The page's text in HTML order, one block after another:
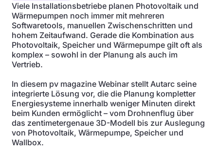
Viele Installationsbetriebe planen Photovoltaik und
Wärmepumpen noch immer mit mehreren
Softwaretools, manuellen Zwischenschritten und
hohem Zeitaufwand. Gerade die Kombination aus
Photovoltaik, Speicher und Wärmepumpe gilt oft als
komplex – sowohl in der Planung als auch im
Vertrieb.
In diesem pv magazine Webinar stellt Autarc seine
integrierte Lösung vor, die die Planung kompletter
Energiesysteme innerhalb weniger Minuten direkt
beim Kunden ermöglicht – vom Drohnenflug über
das zentimetergenaue 3D-Modell bis zur Auslegung
von Photovoltaik, Wärmepumpe, Speicher und
Wallbox.